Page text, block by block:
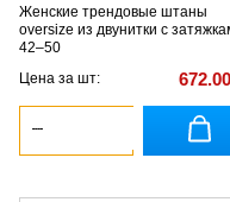
Женские трендовые штаны
oversize из двунитки с
42–50
Цена за шт:
672.00